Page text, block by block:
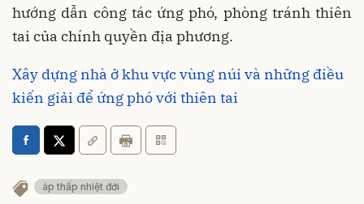
hướng dẫn công tác ứng phó, phòng tránh thiên
tai của chính quyền địa phương.
Xây dựng nhà ở khu vực vùng núi và những điều
kiến giải để ứng phó với thiên tai
áp thấp nhiệt đới